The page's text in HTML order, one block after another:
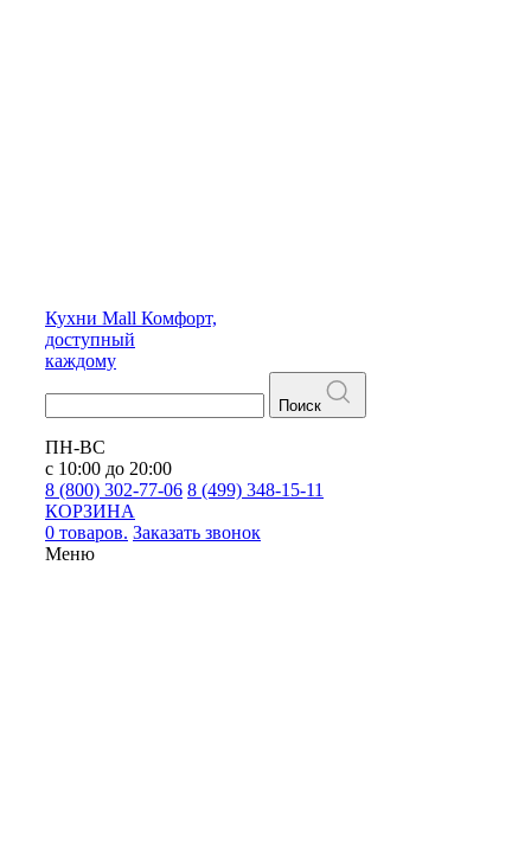
Кухни Mall Комфорт,
доступный
каждому
Поиск
ПН-ВС
с 10:00 до 20:00
8 (800) 302-77-06 8 (499) 348-15-11
КОРЗИНА
0 товаров. Заказать звонок
Меню